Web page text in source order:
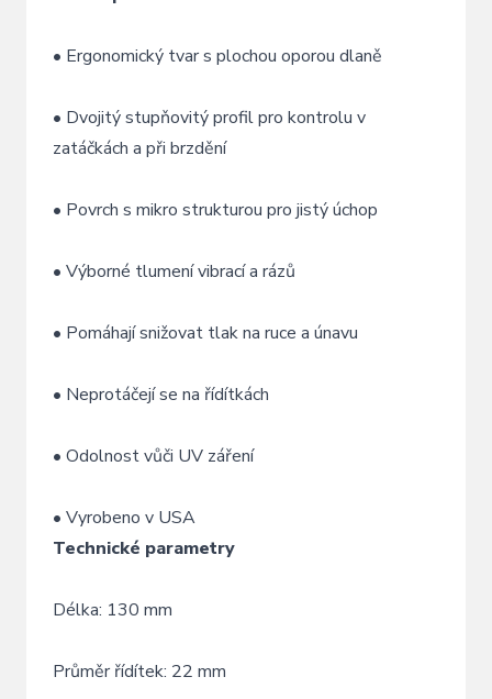
• Ergonomický tvars plochou oporou dlaně
• Dvojitýstupňovitýprofilpro kontrolu v
zatáčkách a při brzdění
• Povrch s mikro strukturou pro jistýúchop
• Výborné tlumenívibracía rázů
• Pomáhajísnižovat tlakna ruce a únavu
• Neprotáčejíse na řídítkách
• Odolnostvůči UV záření
• Vyrobeno v USA
Technické parametry
Délka: 130 mm
Průměrřídítek: 22 mm